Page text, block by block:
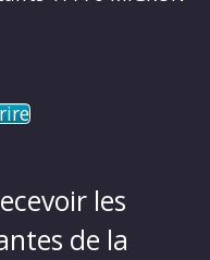
les
de la